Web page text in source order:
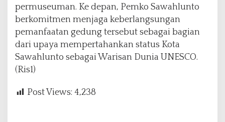
permuseuman. Ke depan, Pemko Sawahlunto
berkomitmen menjaga keberlangsungan
pemanfaatan gedung tersebut sebagai bagian
dari upaya mempertahankan status Kota
Sawahlunto sebagai Warisan Dunia UNESCO.
(Ris1)
Post Views: 4,238